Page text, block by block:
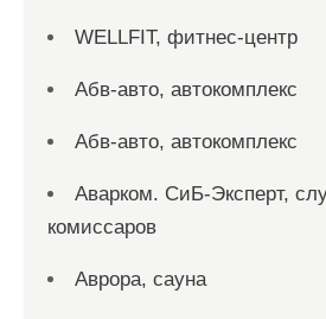
WELLFIT, фитнес-центр
Абв-авто, автокомплекс
Абв-авто, автокомплекс
Аварком. СиБ-Эксперт,
комиссаров
Аврора, сауна